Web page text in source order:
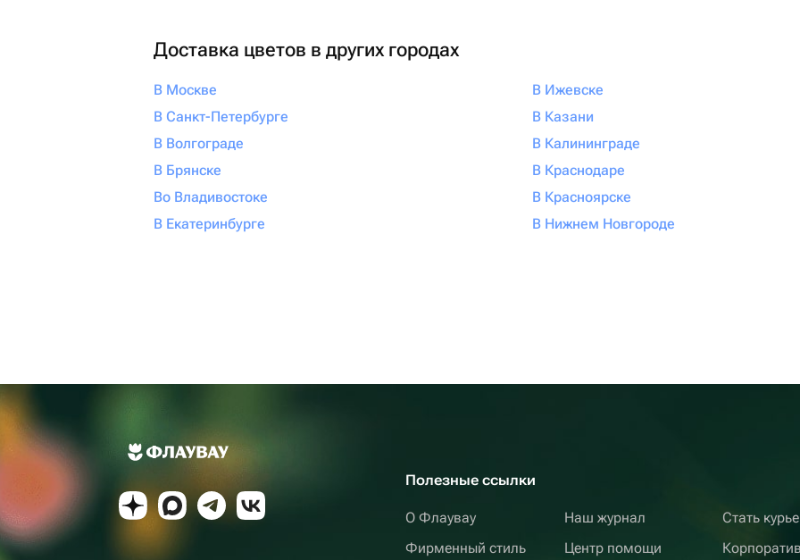
Доставка цветов в других городах
В Москве
В Санкт-Петербурге
В Волгограде
В Брянске
Во Владивостоке
В Екатеринбурге
В Ижевске
В Казани
В Калининграде
В Краснодаре
В Красноярске
В Нижнем Новгороде
Полезные ссылки
О Флаувау
Фирменный стиль
Наш журнал
Центр помощи
Стать